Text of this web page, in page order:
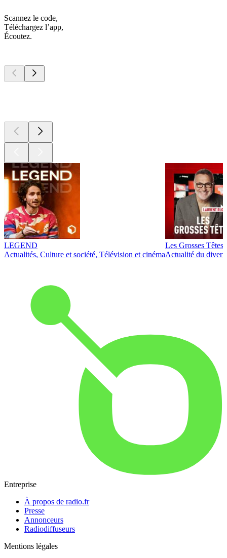
Scannez le code,
Téléchargez l’app,
Écoutez.
LEGEND
Actualités, Culture et société, Télévision et cinéma
Les Grosses Têtes
Actualité du
Entreprise
À propos de radio.fr
Presse
Annonceurs
Radiodiffuseurs
Mentions légales